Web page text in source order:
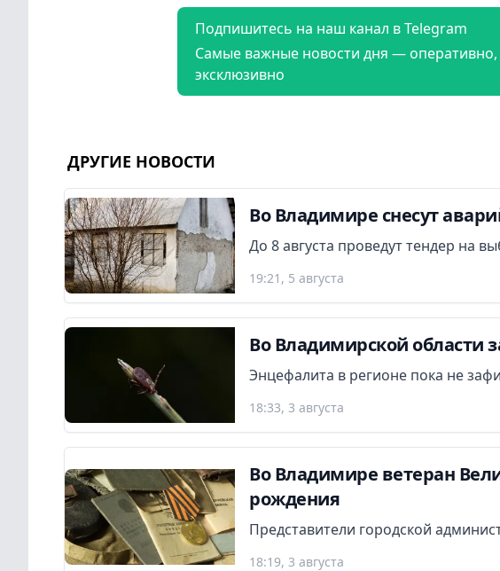
Подпишитесь на наш канал в Telegram
Самые важные новости дня — оперативно,
эксклюзивно
ДРУГИЕ НОВОСТИ
Во Владимире снесут
До 8 августа проведут тендер на
19:21, 5 августа
Во Владимирской области
Энцефалита в регионе пока не
18:33, 3 августа
Во Владимире ветеран
рождения
Представители городской
18:19, 3 августа